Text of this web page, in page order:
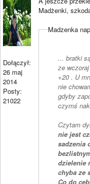
Dołączył:
26 maj
2014
Posty:
21022
Madżenki,
Madzenka
... bratki
ze
+20 . U
nie
gdyby
czymś
Czytam
nie jest
sadzenia
dzielenie
chyba ze
Co do